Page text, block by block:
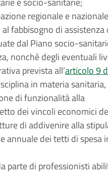
regionale e
fabbisogno di
dal Piano socio-
nonché degli eventuali
prevista all’articolo 9
in materia
di funzionalità alla
dei vincoli economici
di addivenire alla
annuale dei tetti di spesa
parte di professionisti